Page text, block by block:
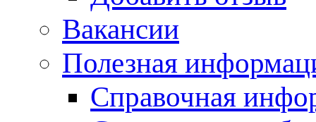
Вакансии
Полезная
Справочная